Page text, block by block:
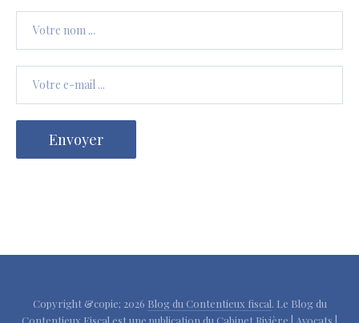
Copyright &copie; 2026 Blog du Contentieux fiscal. Le Blog du
Contentieux Fiscal est une publication du Cabinet Rivière | Avocats |